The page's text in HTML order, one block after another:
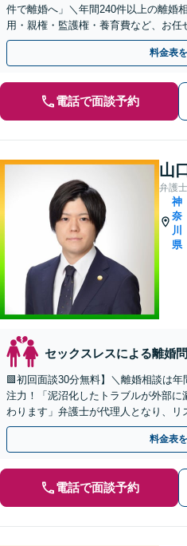
件で離婚へ」＼年間240件以上の離婚
用・親権・監護権・養育費など、お任
ード・分割払い可】
料金表
電話で面談予約
山
弁護
神
奈
川
県
セックスレスによる離婚
🟩初回面談30分無料】＼離婚相談は
注力！「泥沼化したトラブルが外部
わります」弁護士が代理人となり、リ
談｜カード・分割払い可】
料金表
電話で面談予約